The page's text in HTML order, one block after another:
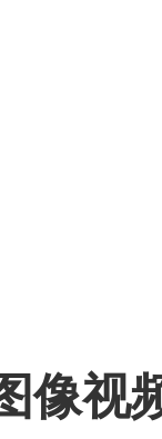
像视